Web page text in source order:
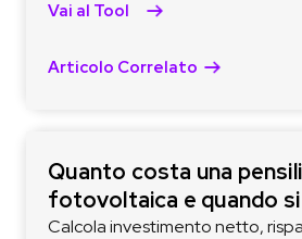
Vai al Tool
Articolo Correlato
Quanto costa una
fotovoltaica e quando si
Calcola investimento netto,